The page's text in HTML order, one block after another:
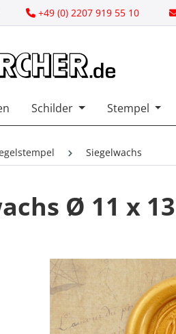
springen+49 (0) 2207 919 55 10
Schilder Stempel
Siegelwachs
Ø 11 x